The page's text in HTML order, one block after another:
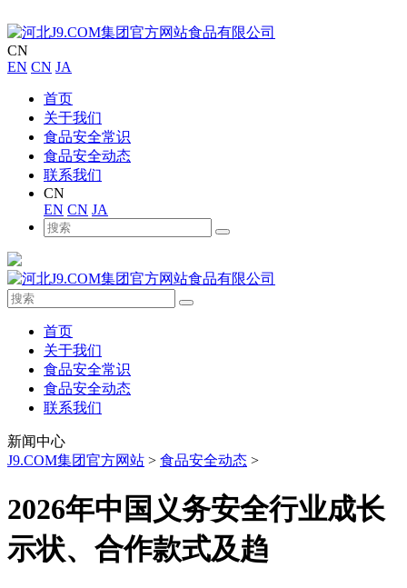
CN
EN CN JA
首页
关于我们
食品安全常识
食品安全动态
联系我们
CN
EN CN JA
首页
关于我们
食品安全常识
食品安全动态
联系我们
新闻中心
J9.COM集团官方网站 > 食品安全动态 >
2026年中国义务安全行业成长
示状、合作款式及趋